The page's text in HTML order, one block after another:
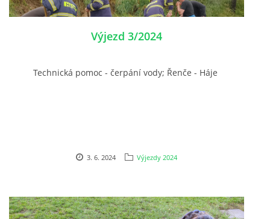
Výjezd 3/2024
Technická pomoc - čerpání vody; Řenče - Háje
3. 6. 2024 Výjezdy 2024